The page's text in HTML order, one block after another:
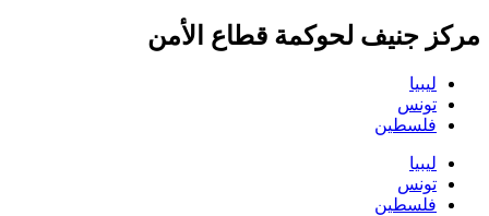
مركز جنيف لحوكمة قطاع الأمن
ليبيا
تونس
فلسطين
ليبيا
تونس
فلسطين